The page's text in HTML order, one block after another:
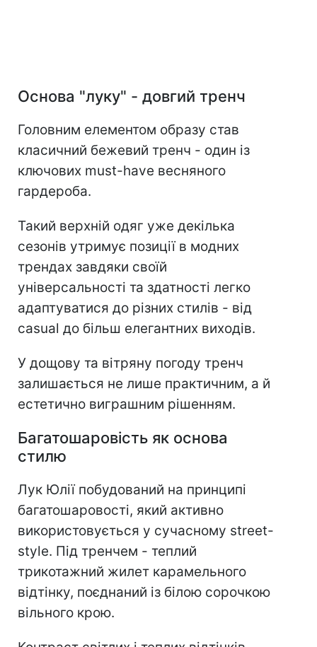
Основа "луку" - довгий тренч
Головним елементом образу став
класичний бежевий тренч - один із
ключових must-have весняного
гардероба.
Такий верхній одяг уже декілька
сезонів утримує позиції в модних
трендах завдяки своїй
універсальності та здатності легко
адаптуватися до різних стилів - від
casual до більш елегантних виходів.
У дощову та вітряну погоду тренч
залишається не лише практичним, а й
естетично виграшним рішенням.
Багатошаровість як основа
стилю
Лук Юлії побудований на принципі
багатошаровості, який активно
використовується у сучасному street-
style. Під тренчем - теплий
трикотажний жилет карамельного
відтінку, поєднаний із білою сорочкою
вільного крою.